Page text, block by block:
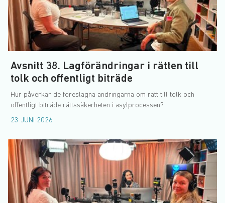
Avsnitt 38. Lagförändringar i rätten till
tolk och offentligt biträde
Hur påverkar de föreslagna ändringarna om rätt till tolk och
offentligt biträde rättssäkerheten i asylprocessen?
23 JUNI 2026